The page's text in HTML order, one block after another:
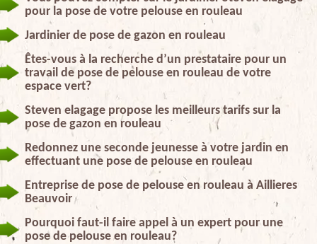
pour la pose de votre pelouse en rouleau
Jardinier de pose de gazon en rouleau
Êtes-vous à la recherche d’un prestataire pour un
travail de pose de pelouse en rouleau de votre
espace vert?
Steven elagage propose les meilleurs tarifs sur la
pose de gazon en rouleau
Redonnez une seconde jeunesse à votre jardin en
effectuant une pose de pelouse en rouleau
Entreprise de pose de pelouse en rouleau à Aillieres
Beauvoir
Pourquoi faut-il faire appel à un expert pour une
pose de pelouse en rouleau?